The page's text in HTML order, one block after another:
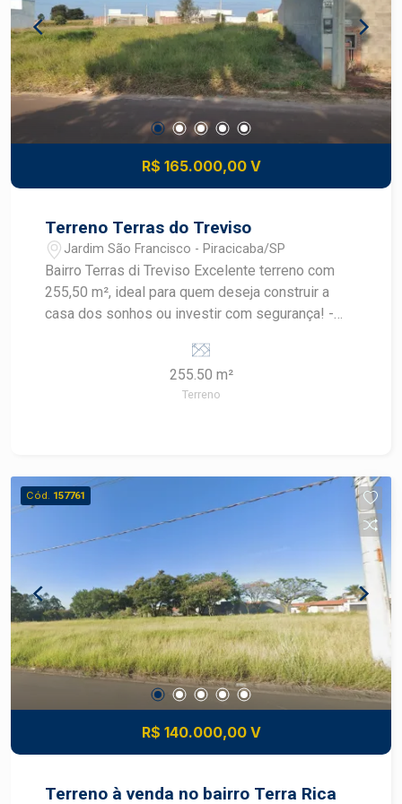
R$ 165.000,00 V
Terreno Terras do Treviso
Jardim São Francisco - Piracicaba/SP
Bairro Terras di Treviso Excelente terreno com
255,50 m², ideal para quem deseja construir a
casa dos sonhos ou investir com segurança! -
Localização valorizada - Bairro tranquilo e em
Neto! Agende sua visita.
255.50 m²
Terreno
Cód. 157761
R$ 140.000,00 V
Terreno à venda no bairro Terra Rica